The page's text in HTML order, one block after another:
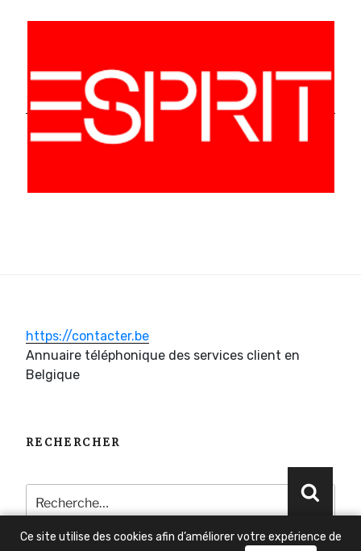
https://contacter.be
Annuaire téléphonique des services client en
Belgique
RECHERCHER
pour
:
Ce site utilise des cookies afin d’améliorer votre expérience de